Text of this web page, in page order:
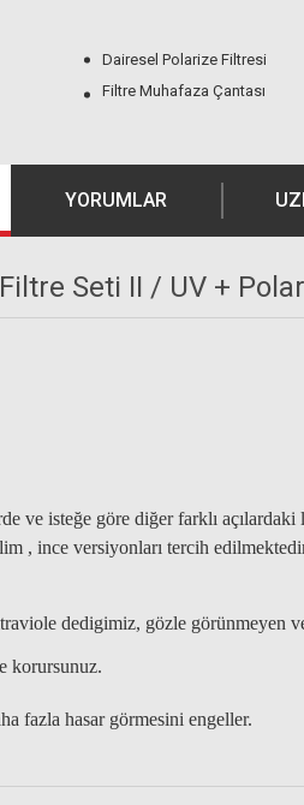
Dairesel Polarize Filtresi
Filtre Muhafaza Çantası
YORUMLAR
Seti II / UV +
ve isteğe göre diğer farklı
, ince versiyonları tercih
dedigimiz, gözle görünmeyen ve
korursunuz.
fazla hasar görmesini engeller.